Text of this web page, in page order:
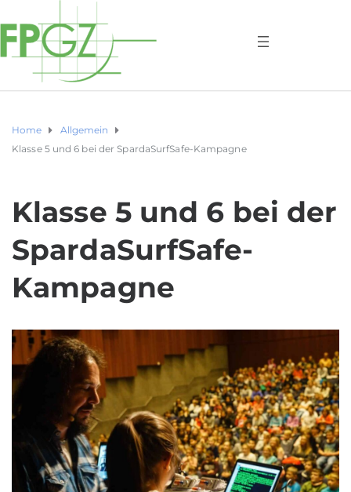
Home
Allgemein
Klasse 5 und 6 bei der SpardaSurfSafe-Kampagne
Klasse 5 und 6 bei der
SpardaSurfSafe-
Kampagne